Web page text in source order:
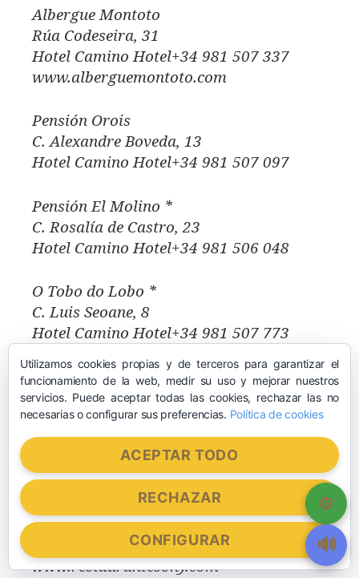
Albergue Montoto
Rúa Codeseira, 31
Hotel Camino Hotel+34 981 507 337
www.alberguemontoto.com
Pensión Orois
C. Alexandre Boveda, 13
Hotel Camino Hotel+34 981 507 097
Pensión El Molino *
C. Rosalía de Castro, 23
Hotel Camino Hotel+34 981 506 048
O Tobo do Lobo *
C. Luis Seoane, 8
Hotel Camino Hotel+34 981 507 773
otobodolobo.com
A Lúa do Camiño
Rúa Circunvalación Campo Feira, 15,
Hotel Camino Hotel+34 620 958 331
www.aluadocamino.com
Ctra. de Santiago, s / n
Hotel Camino Hotel+34 981 505 473
www.restaurantesony.com
Utilizamos cookies propias y de terceros para garantizar el
funcionamiento de la web, medir su uso y mejorar nuestros
servicios. Puede aceptar todas las cookies, rechazar las no
necesarias o configurar sus preferencias. Política de cookies
ACEPTAR TODO
RECHAZAR
CONFIGURAR